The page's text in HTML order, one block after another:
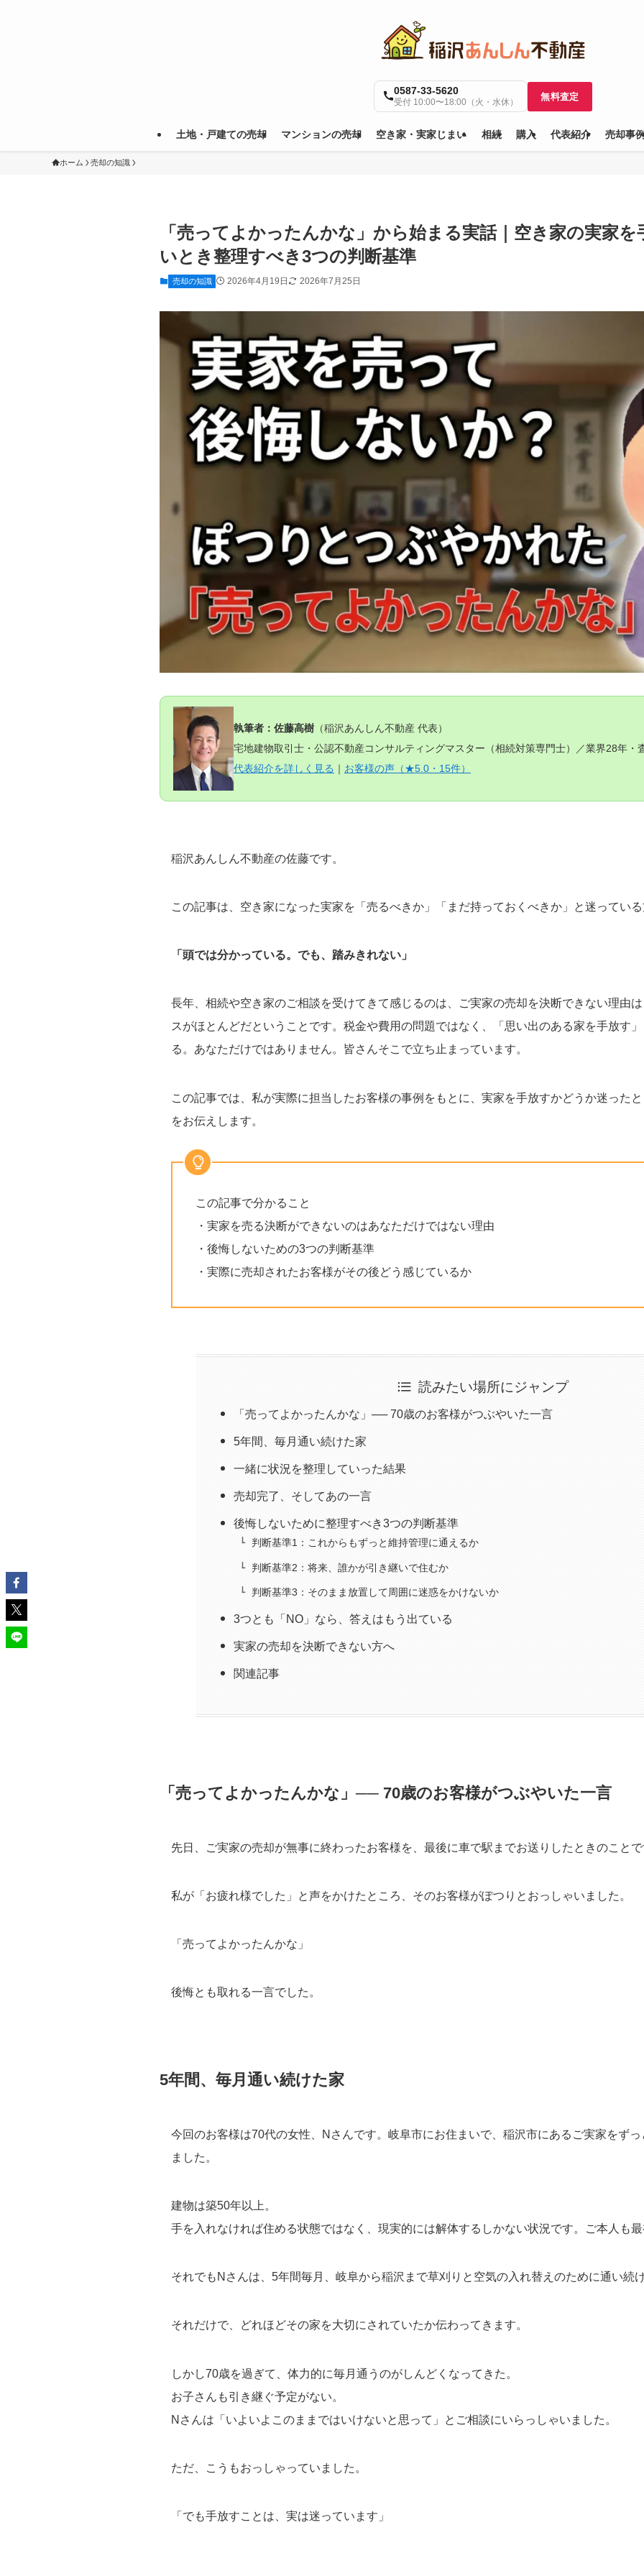
土地・戸建ての売却 マンションの売却 空き家・実家じまい 相続 購入 代表紹介 売却事
0587-33-5620
受付 10:00〜18:00（火・水休）
無料査定
ホーム 売却の知識
「売ってよかったんかな」から始まる実話｜空き家の実家
いとき整理すべき3つの判断基準
売却の知識 2026年4月19日 2026年7月25日
執筆者：佐藤高樹 （稲沢あんしん不動産 代表）
宅地建物取引士・公認不動産コンサルティングマスター（相続対策専門士）／業界28年・
代表紹介を詳しく見る ｜ お客様の声（★5.0・15件）
稲沢あんしん不動産の佐藤です。
この記事は、空き家になった実家を「売るべきか」「まだ持っておくべきか」と迷ってい
「頭では分かっている。でも、踏みきれない」
長年、相続や空き家のご相談を受けてきて感じるのは、ご実家の売却を決断できない理由
スがほとんどだということです。税金や費用の問題ではなく、「思い出のある家を手放す
る。あなただけではありません。皆さんそこで立ち止まっています。
この記事では、私が実際に担当したお客様の事例をもとに、実家を手放すかどうか迷った
をお伝えします。
この記事で分かること
・実家を売る決断ができないのはあなただけではない理由
・後悔しないための3つの判断基準
・実際に売却されたお客様がその後どう感じているか
読みたい場所にジャンプ
「売ってよかったんかな」── 70歳のお客様がつぶやいた一言
5年間、毎月通い続けた家
一緒に状況を整理していった結果
売却完了、そしてあの一言
後悔しないために整理すべき3つの判断基準
判断基準1：これからもずっと維持管理に通えるか
判断基準2：将来、誰かが引き継いで住むか
判断基準3：そのまま放置して周囲に迷惑をかけないか
3つとも「NO」なら、答えはもう出ている
実家の売却を決断できない方へ
関連記事
「売ってよかったんかな」── 70歳のお客様がつぶやいた一言
先日、ご実家の売却が無事に終わったお客様を、最後に車で駅までお送りしたときのこと
私が「お疲れ様でした」と声をかけたところ、そのお客様がぽつりとおっしゃいました。
「売ってよかったんかな」
後悔とも取れる一言でした。
5年間、毎月通い続けた家
今回のお客様は70代の女性、Nさんです。岐阜市にお住まいで、稲沢市にあるご実家をず
ました。
建物は築50年以上。
手を入れなければ住める状態ではなく、現実的には解体するしかない状況です。ご本人も
それでもNさんは、5年間毎月、岐阜から稲沢まで草刈りと空気の入れ替えのために通い続
それだけで、どれほどその家を大切にされていたか伝わってきます。
しかし70歳を過ぎて、体力的に毎月通うのがしんどくなってきた。
お子さんも引き継ぐ予定がない。
Nさんは「いよいよこのままではいけないと思って」とご相談にいらっしゃいました。
ただ、こうもおっしゃっていました。
「でも手放すことは、実は迷っています」